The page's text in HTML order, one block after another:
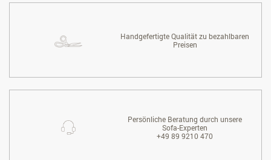
Handgefertigte Qualität zu bezahlbaren
Preisen
Persönliche Beratung durch unsere
Sofa-Experten
+49 89 9210 470